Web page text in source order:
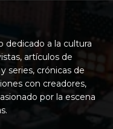
dedicado a la cultura
artículos de
series, crónicas de
con creadores,
por la escena